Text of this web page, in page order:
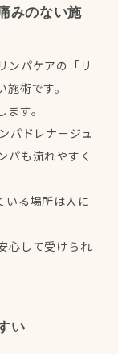
みのない施
ンパケアの「リ
術です。
す。
パドレナージュ
パも流れやすく
いる場所は人に
心して受けられ
い